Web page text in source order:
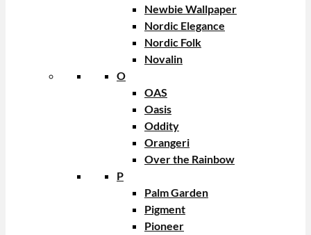
Newbie Wallpaper
Nordic Elegance
Nordic Folk
Novalin
O
OAS
Oasis
Oddity
Orangeri
Over the Rainbow
P
Palm Garden
Pigment
Pioneer